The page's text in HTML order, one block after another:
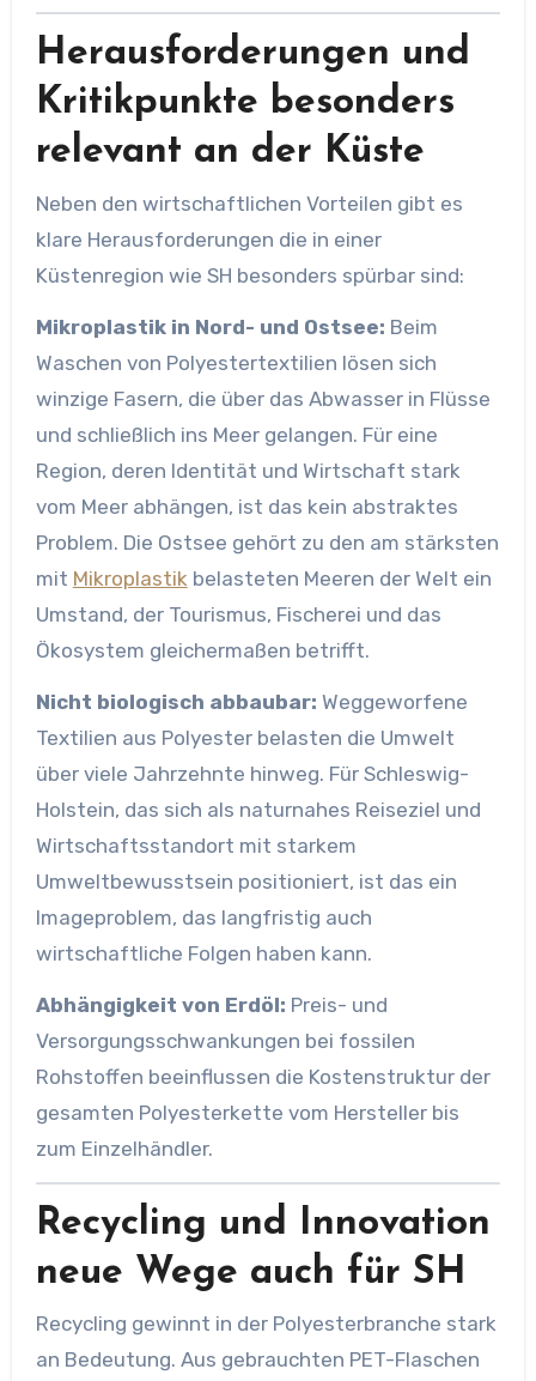
Herausforderungen und
Kritikpunkte besonders
relevant an der Küste
Neben den wirtschaftlichen Vorteilen gibt es
klare Herausforderungen die in einer
Küstenregion wie SH besonders spürbar sind:
Mikroplastik in Nord- und Ostsee: Beim
Waschen von Polyestertextilien lösen sich
winzige Fasern, die über das Abwasser in Flüsse
und schließlich ins Meer gelangen. Für eine
Region, deren Identität und Wirtschaft stark
vom Meer abhängen, ist das kein abstraktes
Problem. Die Ostsee gehört zu den am stärksten
mit Mikroplastik belasteten Meeren der Welt ein
Umstand, der Tourismus, Fischerei und das
Ökosystem gleichermaßen betrifft.
Nicht biologisch abbaubar: Weggeworfene
Textilien aus Polyester belasten die Umwelt
über viele Jahrzehnte hinweg. Für Schleswig-
Holstein, das sich als naturnahes Reiseziel und
Wirtschaftsstandort mit starkem
Umweltbewusstsein positioniert, ist das ein
Imageproblem, das langfristig auch
wirtschaftliche Folgen haben kann.
Abhängigkeit von Erdöl: Preis- und
Versorgungsschwankungen bei fossilen
Rohstoffen beeinflussen die Kostenstruktur der
gesamten Polyesterkette vom Hersteller bis
zum Einzelhändler.
Recycling und Innovation
neue Wege auch für SH
Recycling gewinnt in der Polyesterbranche stark
an Bedeutung. Aus gebrauchten PET-Flaschen